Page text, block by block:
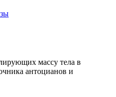
массу тела в
антоцианов и